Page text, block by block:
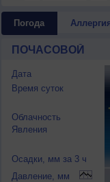
Погода
ПОЧАСОВОЙ
Дата
Время суток
Облачность
Явления
Осадки, мм за 3 ч
Давление, мм